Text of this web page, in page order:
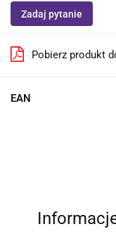
Zadaj pytanie
Pobierz produkt
EAN